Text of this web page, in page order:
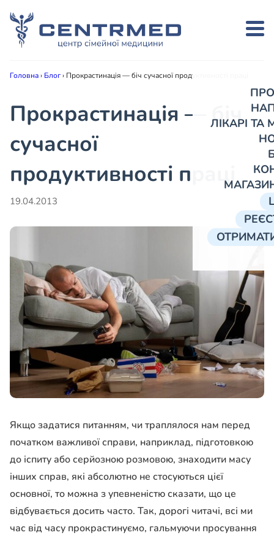
ЛІКАРІ
Головна› Блог› Прокрастинація — біч сучасної продуктивності праці
Прокрастинація — біч
сучасної
продуктивності праці
19.04.2013
Якщо задатися питанням, чи траплялося нам перед
початком важливої ​​справи, наприклад, підготовкою
до іспиту або серйозною розмовою, знаходити масу
інших справ, які абсолютно не стосуються цієї
основної, то можна з упевненістю сказати, що це
відбувається досить часто. Так, дорогі читачі, всі ми
час від часу прокрастинуємо, гальмуючи просування